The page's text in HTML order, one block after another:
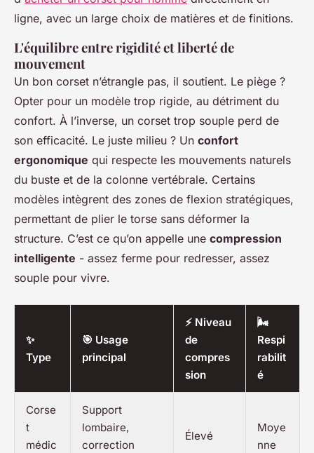
ligne, avec un large choix de matières et de finitions.
L'équilibre entre rigidité et liberté de
mouvement
Un bon corset n’étrangle pas, il soutient. Le piège ?
Opter pour un modèle trop rigide, au détriment du
confort. À l’inverse, un corset trop souple perd de
son efficacité. Le juste milieu ? Un confort
ergonomique qui respecte les mouvements naturels
du buste et de la colonne vertébrale. Certains
modèles intègrent des zones de flexion stratégiques,
permettant de plier le torse sans déformer la
structure. C’est ce qu’on appelle une compression
intelligente - assez ferme pour redresser, assez
souple pour vivre.
✨
Type
🎯 Usage
principal
⚡ Niveau
de
compres
sion
🌬️
Respi
rabilit
é
Corse
t
médic
Support
lombaire,
correction
Élevé
Moye
nne